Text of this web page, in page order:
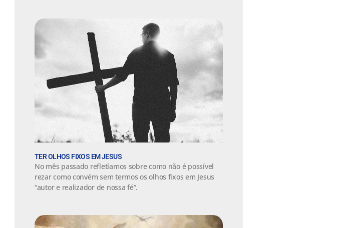
TER OLHOS FIXOS EM JESUS
No mês passado refletíamos sobre como não é possível
rezar como convém sem termos os olhos fixos em Jesus
“autor e realizador de nossa fé”.